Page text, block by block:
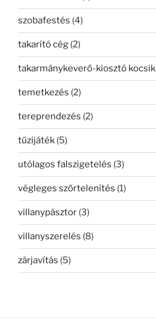
szobafestés (4)
takarító cég (2)
takarmánykeverő-kiosztó kocsik
temetkezés (2)
tereprendezés (2)
tűzijáték (5)
utólagos falszigetelés (3)
végleges szőrtelenítés (1)
villanypásztor (3)
villanyszerelés (8)
zárjavítás (5)